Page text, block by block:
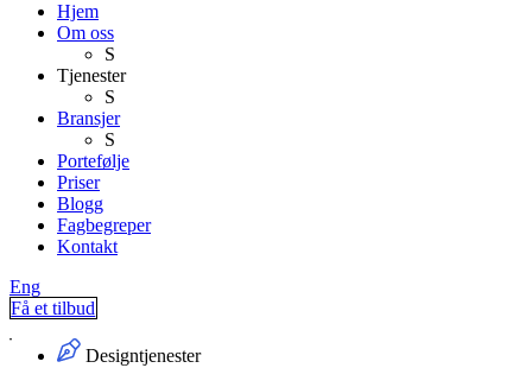
Hjem
Om oss
S
Tjenester
S
Bransjer
S
Portefølje
Priser
Blogg
Fagbegreper
Kontakt
Eng
Få et tilbud
Designtjenester